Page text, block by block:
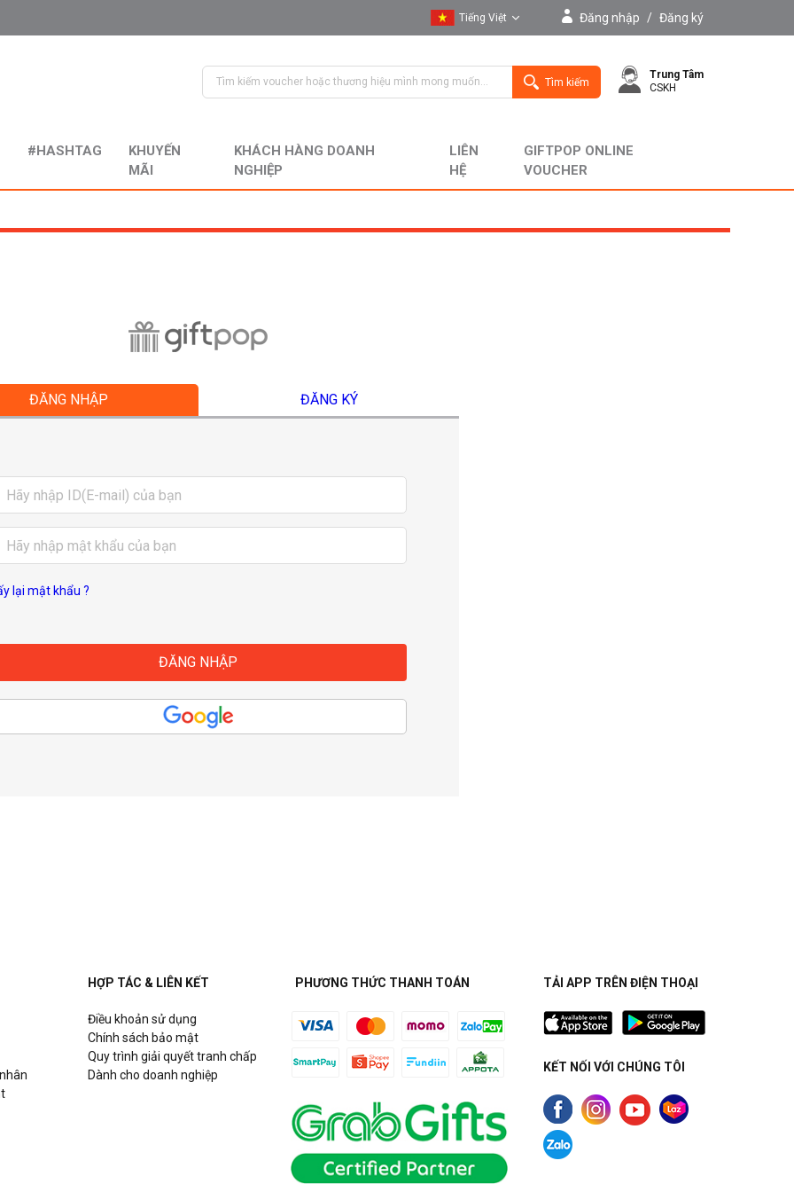
Tiếng Việt
English
Đăng nhập / Đăng ký
Tìm kiếm
Trung Tâm
CSKH
#HASHTAG
KHUYẾN
MÃI
KHÁCH HÀNG DOANH
NGHIỆP
LIÊN
HỆ
GIFTPOP ONLINE
VOUCHER
ĐĂNG NHẬP ĐĂNG KÝ
lại mật khẩu ?
HỢP TÁC & LIÊN KẾT
Điều khoản sử dụng
Chính sách bảo mật
Quy trình giải quyết tranh chấp
Dành cho doanh nghiệp
PHƯƠNG THỨC THANH TOÁN TẢI APP TRÊN ĐIỆN THOẠI
KẾT NỐI VỚI CHÚNG TÔI